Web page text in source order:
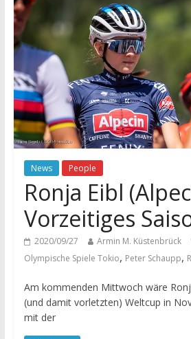
News People
Ronja Eibl
Vorzeitiges
2020/09/27 Armin M. Küstenbrück
Olympische Spiele Tokio, Peter Schaupp,
Am kommenden Mittwoch wäre
(und damit vorletzten) Weltcup in
mit der